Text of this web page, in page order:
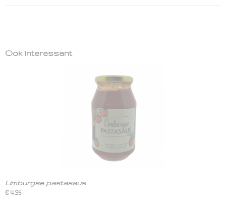
Ook interessant
Limburgse pastasaus
€ 4,95